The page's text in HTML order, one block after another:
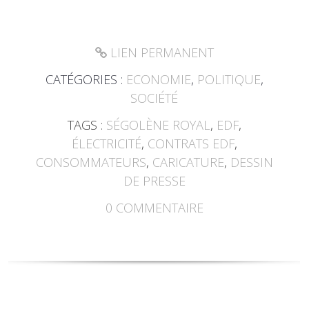
LIEN PERMANENT
CATÉGORIES : ECONOMIE, POLITIQUE,
SOCIÉTÉ
TAGS : SÉGOLÈNE ROYAL, EDF,
ÉLECTRICITÉ, CONTRATS EDF,
CONSOMMATEURS, CARICATURE, DESSIN
DE PRESSE
0 COMMENTAIRE